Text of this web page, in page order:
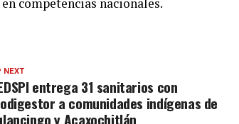
competencias nacionales.
NEXT
entrega 31 sanitarios con
a comunidades indígenas de
y Acaxochitlán